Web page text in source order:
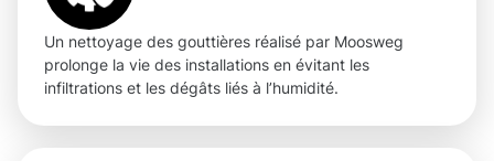
Un nettoyage des gouttières réalisé par Moosweg
prolonge la vie des installations en évitant les
infiltrations et les dégâts liés à l’humidité.